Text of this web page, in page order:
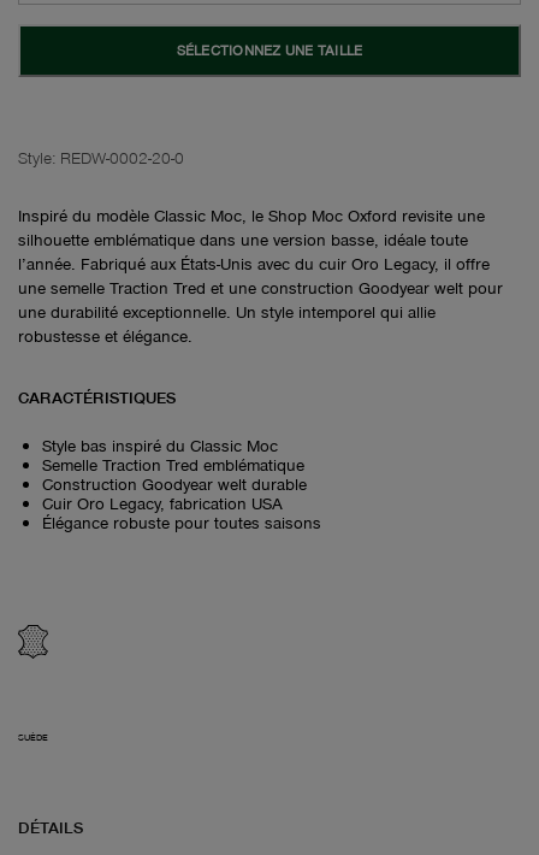
SÉLECTIONNEZ UNE TAILLE
Style: REDW-0002-20-0
Inspiré du modèle Classic Moc, le Shop Moc Oxford revisite une
silhouette emblématique dans une version basse, idéale toute
l’année. Fabriqué aux États-Unis avec du cuir Oro Legacy, il offre
une semelle Traction Tred et une construction Goodyear welt pour
une durabilité exceptionnelle. Un style intemporel qui allie
robustesse et élégance.
CARACTÉRISTIQUES
Style bas inspiré du Classic Moc
Semelle Traction Tred emblématique
Construction Goodyear welt durable
Cuir Oro Legacy, fabrication USA
Élégance robuste pour toutes saisons
SUÈDE
DÉTAILS